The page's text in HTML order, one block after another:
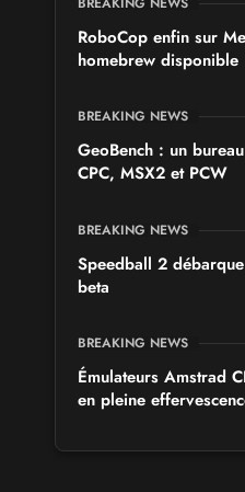
RoboCop enfin sur
homebrew disponible
BREAKING NEWS
GeoBench : un
CPC, MSX2 et PCW
BREAKING NEWS
Speedball 2
beta
BREAKING NEWS
Émulateurs Amstrad
en pleine